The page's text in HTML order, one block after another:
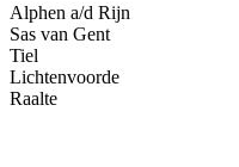
Alphen a/d Rijn
Sas van Gent
Tiel
Lichtenvoorde
Raalte